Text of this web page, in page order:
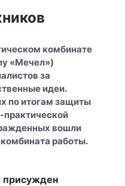
комбинате
«Мечел»)
за
идеи.
по итогам защиты
практической
вошли
работы.
присужден